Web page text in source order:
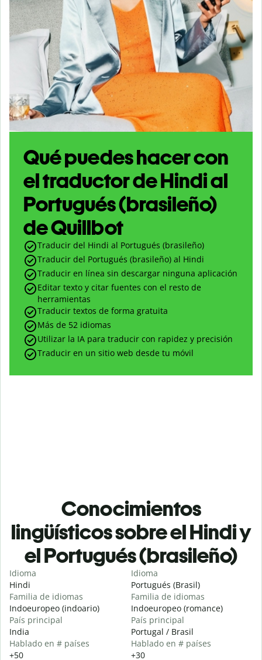
Qué puedes hacer con
el traductor de Hindi al
Portugués (brasileño)
de Quillbot
Traducir del Hindi al Portugués (brasileño)
Traducir del Portugués (brasileño) al Hindi
Traducir en línea sin descargar ninguna aplicación
Editar texto y citar fuentes con el resto de
herramientas
Traducir textos de forma gratuita
Más de 52 idiomas
Utilizar la IA para traducir con rapidez y precisión
Traducir en un sitio web desde tu móvil
Conocimientos
lingüísticos sobre el Hindi y
el Portugués (brasileño)
Idioma
Hindi
Familia de idiomas
Indoeuropeo (indoario)
País principal
India
Hablado en # países
+50
Idioma
Portugués (Brasil)
Familia de idiomas
Indoeuropeo (romance)
País principal
Portugal / Brasil
Hablado en # países
+30